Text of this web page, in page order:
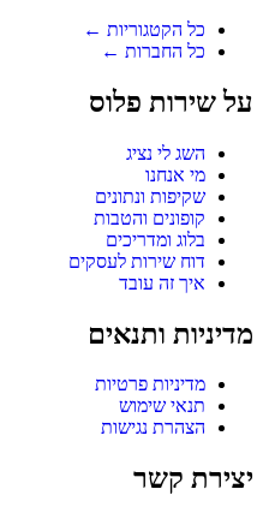
כל הקטגוריות ←
כל החברות ←
על שירות פלוס
השג לי נציג
מי אנחנו
שקיפות ונתונים
קופונים והטבות
בלוג ומדריכים
דוח שירות לעסקים
איך זה עובד
מדיניות ותנאים
מדיניות פרטיות
תנאי שימוש
הצהרת נגישות
יצירת קשר